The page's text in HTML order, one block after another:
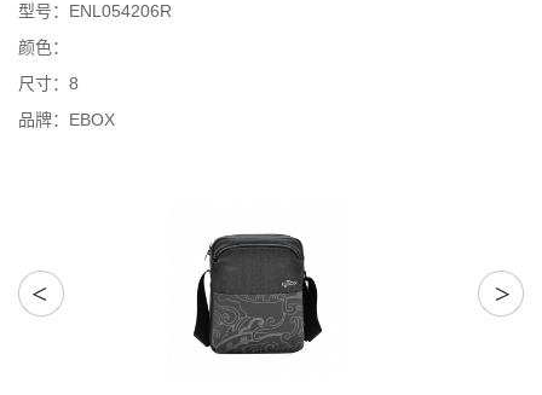
型号：ENL054206R
颜色：
尺寸：8
品牌：EBOX